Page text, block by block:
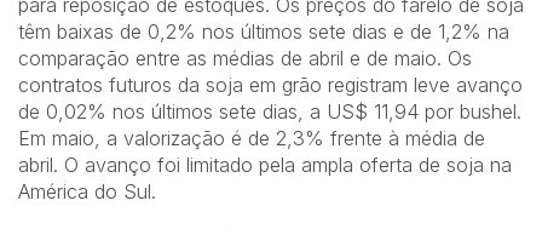
para reposição de estoques. Os preços do farelo de soja
têm baixas de 0,2% nos últimos sete dias e de 1,2% na
comparação entre as médias de abril e de maio. Os
contratos futuros da soja em grão registram leve avanço
de 0,02% nos últimos sete dias, a US$ 11,94 por bushel.
Em maio, a valorização é de 2,3% frente à média de
abril. O avanço foi limitado pela ampla oferta de soja na
América do Sul.